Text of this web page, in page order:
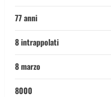
77 anni
8 intrappolati
8 marzo
8000